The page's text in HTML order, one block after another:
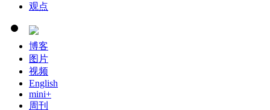
观点
博客
图片
视频
English
mini+
周刊